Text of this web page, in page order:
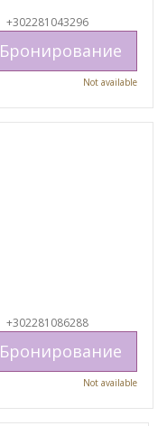
+302281043296
Бронирование
Not available
+302281086288
Бронирование
Not available